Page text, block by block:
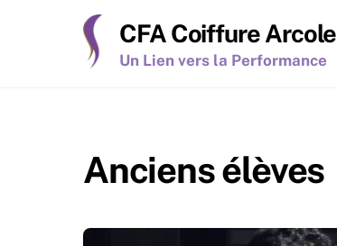
CFA Coiffure Arcole
Un Lien vers la Performance
Anciens élèves